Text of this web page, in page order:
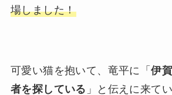
場しました！
可愛い猫を抱いて、竜平に「伊
者を探している 」と伝えに来て